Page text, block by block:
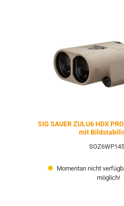
SIG SAUER ZULU6 HDX
mit
Momentan nicht
möglich!